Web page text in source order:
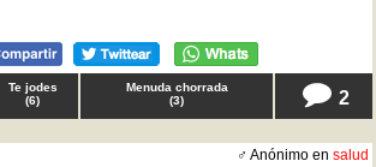
Te jodes
(6)
Menuda chorrada
(3) 2
♂ Anónimo en salud